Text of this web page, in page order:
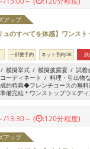
アップ
ュのすべてを体感】ワンス
一部要予約 ネット予約OK
模擬挙式 模擬披露宴 試着
ーディネート
料理・引出物
約特典◆フレンチコースの無料
備完結＊ワンストップウエデ
/13:30～ ( :120分程度)
アップ